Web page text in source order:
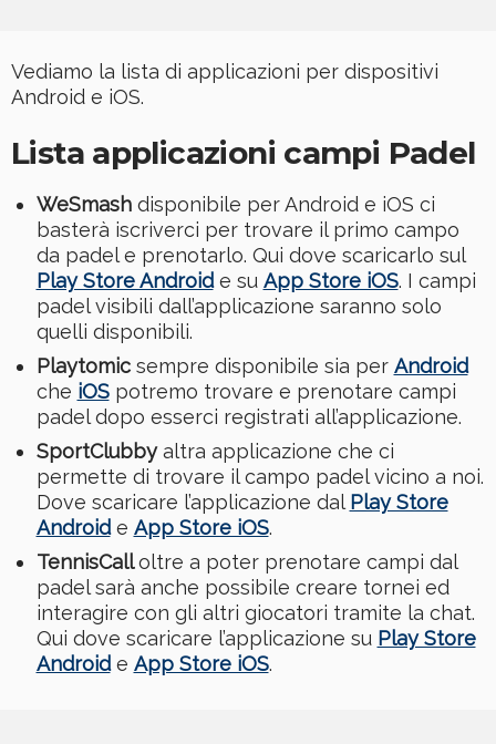
Vediamo la lista di applicazioni per dispositivi
Android e iOS.
Lista applicazioni campi Padel
WeSmashdisponibile per Android e iOS ci
basterà iscriverci per trovare il primo campo
da padel e prenotarlo. Qui dove scaricarlo sul
Play Store Androide su App Store iOS. I campi
padel visibili dall’applicazione saranno solo
quelli disponibili.
Playtomic sempre disponibile sia per Android
che iOSpotremo trovare e prenotare campi
padel dopo esserci registrati all’applicazione.
SportClubbyaltra applicazione che ci
permette di trovare il campo padel vicino a noi.
Dove scaricare l’applicazione dal Play Store
Androide App Store iOS.
TennisCalloltre a poter prenotare campi dal
padel sarà anche possibile creare tornei ed
interagire con gli altri giocatori tramite la chat.
Qui dove scaricare l’applicazione su Play Store
Androide App Store iOS.